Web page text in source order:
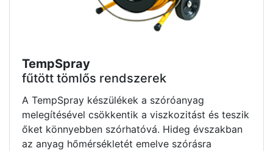
TempSpray
fűtött tömlős rendszerek
A TempSpray készülékek a szóróanyag
melegítésével csökkentik a viszkozitást és teszik
őket könnyebben szórhatóvá. Hideg évszakban
az anyag hőmérsékletét emelve szórásra